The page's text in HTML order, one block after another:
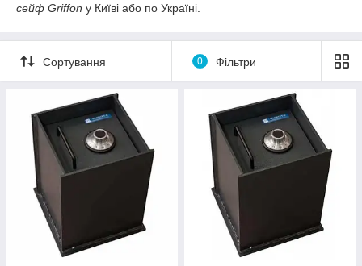
сейф Griffon у Київі або по Україні.
Сортування 0 Фільтри